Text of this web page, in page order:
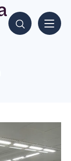
Hae sisältöjä